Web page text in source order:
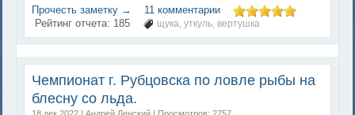
Прочесть заметку →
11 комментарии
Рейтинг отчета: 185 щука ,уткуль вертушка
Чемпионат г. Рубцовска по ловле рыбы на
блесну со льда.